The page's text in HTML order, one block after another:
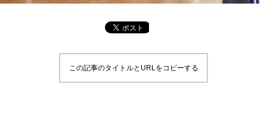
この記事のタイトルとURLをコピーする